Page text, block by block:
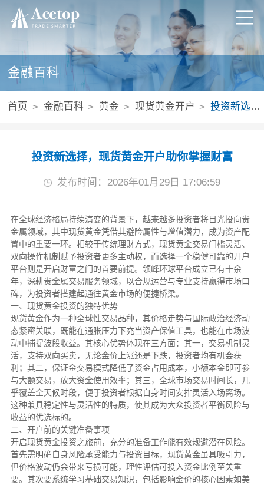
金融百科
首页 金融百科 黄金 现货黄金开户 投资新选择，现货黄金开户助你掌握财富
投资新选择，现货黄金开户助你掌握财富
发布时间：2026年01月29日 17:06:59
在全球经济格局持续演变的背景下，越来越多投资者将目光投向贵
金属领域，其中现货黄金凭借其避险属性与增值潜力，成为资产配
置中的重要一环。相较于传统理财方式，现货黄金交易门槛灵活、
双向操作机制赋予投资者更多主动权，而选择一个稳健可靠的开户
平台则是开启财富之门的首要前提。领峰环球平台成立已有十余
年，深耕贵金属交易服务领域，以合规运营与专业支持赢得市场口
碑，为投资者搭建起通往黄金市场的便捷桥梁。
一、现货黄金投资的独特优势
现货黄金作为一种全球性交易品种，其价格走势与国际政治经济动
态紧密关联，既能在通胀压力下充当资产保值工具，也能在市场波
动中捕捉波段收益。其核心优势体现在三方面：其一，交易机制灵
活，支持双向买卖，无论金价上涨还是下跌，投资者均有机会获
利；其二，保证金交易模式降低了资金占用成本，小额本金即可参
与大额交易，放大资金使用效率；其三，全球市场交易时间长，几
乎覆盖全天候时段，便于投资者根据自身时间安排灵活入场离场。
这种兼具稳定性与灵活性的特质，使其成为大众投资者平衡风险与
收益的优选标的。
二、开户前的关键准备事项
开启现货黄金投资之旅前，充分的准备工作能有效规避潜在风险。
首先需明确自身风险承受能力与投资目标，现货黄金虽具吸引力，
但价格波动仍会带来亏损可能，理性评估可投入资金比例至关重
要。其次要系统学习基础交易知识，包括影响金价的核心因素如美